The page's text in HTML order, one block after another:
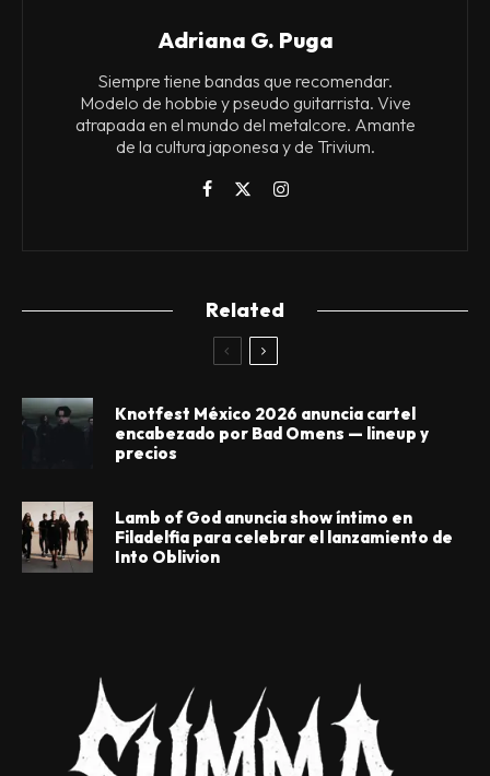
Adriana G. Puga
Siempre tiene bandas que recomendar.
Modelo de hobbie y pseudo guitarrista. Vive
atrapada en el mundo del metalcore. Amante
de la cultura japonesa y de Trivium.
Related
Knotfest México 2026 anuncia cartel
encabezado por Bad Omens — lineup y
precios
Lamb of God anuncia show íntimo en
Filadelfia para celebrar el lanzamiento de
Into Oblivion